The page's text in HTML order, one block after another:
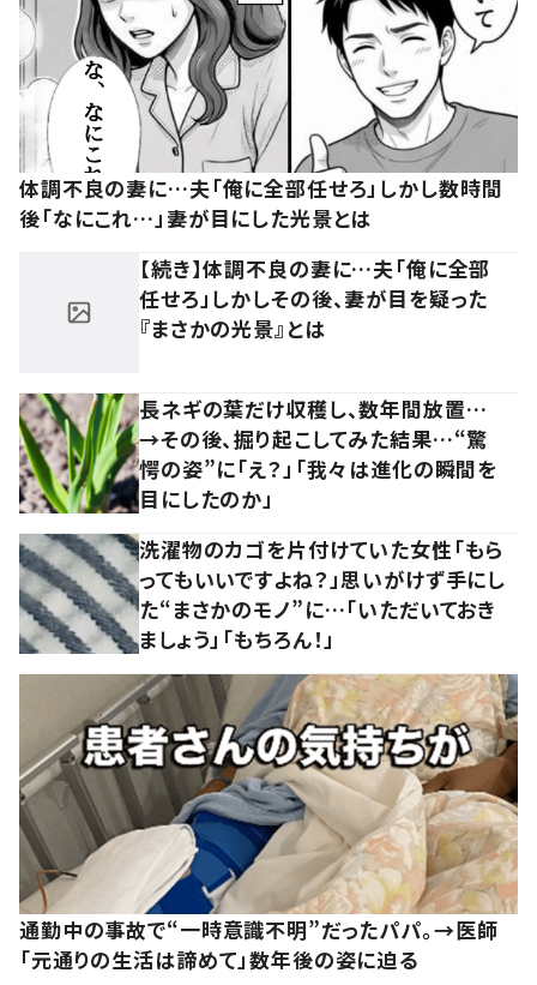
体調不良の妻に…夫「俺に全部任せろ」しかし数時間
後「なにこれ…」妻が目にした光景とは
【続き】体調不良の妻に…夫「俺に全部
任せろ」しかしその後、妻が目を疑った
『まさかの光景』とは
長ネギの葉だけ収穫し、数年間放置…
→その後、掘り起こしてみた結果…“驚
愕の姿”に「え？」「我々は進化の瞬間を
目にしたのか」
洗濯物のカゴを片付けていた女性「もら
ってもいいですよね？」思いがけず手にし
た“まさかのモノ”に…「いただいておき
ましょう」「もちろん！」
通勤中の事故で“一時意識不明”だったパパ。→医師
「元通りの生活は諦めて」数年後の姿に迫る